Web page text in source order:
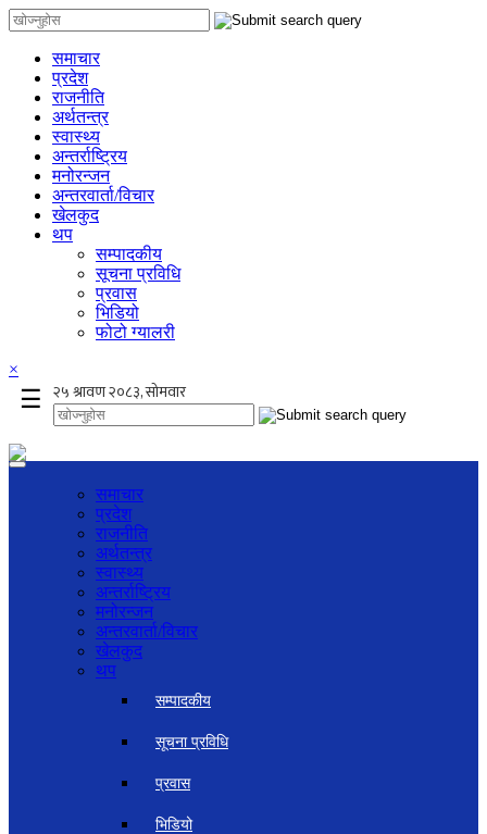
समाचार
प्रदेश
राजनीति
अर्थतन्त्र
स्वास्थ्य
अन्तर्राष्ट्रिय
मनोरन्जन
अन्तरवार्ता/विचार
खेलकुद
थप
सम्पादकीय
सूचना प्रविधि
प्रवास
भिडियो
फोटो ग्यालरी
×
☰
समाचार
प्रदेश
राजनीति
अर्थतन्त्र
स्वास्थ्य
अन्तर्राष्ट्रिय
मनोरन्जन
अन्तरवार्ता/विचार
खेलकुद
थप
सम्पादकीय
सूचना प्रविधि
प्रवास
भिडियो